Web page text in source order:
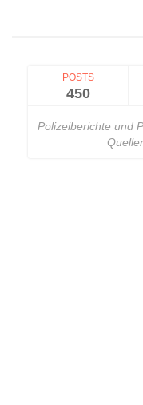
POSTS
450
Polizeiberichte und